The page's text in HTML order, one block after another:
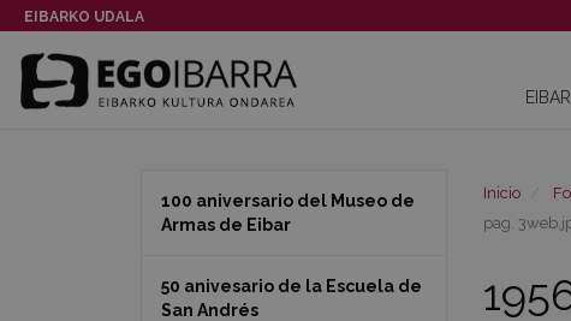
EIBARKO UDALA
EIBAR
Inicio
pag.
100 aniversario del Museo de
Armas de Eibar
50 anivesario de la Escuela de
San Andrés